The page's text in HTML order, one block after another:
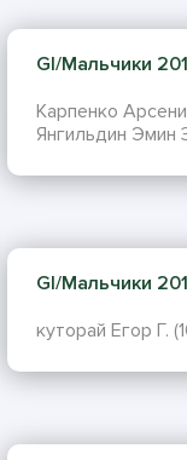
GI/Мальчики
Карпенко
Янгильдин Эмин
GI/Мальчики
куторай Егор Г.